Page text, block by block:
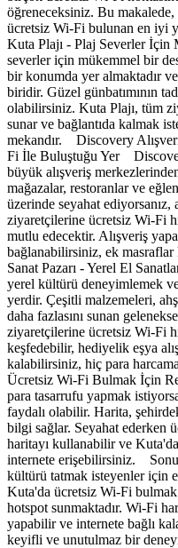
öğreneceksiniz. Bu
ücretsiz Wi-Fi bulunan en iyi
Kuta Plajı - Plaj Severler
severler için mükemmel bir
bir konumda yer almaktadır
biridir. Güzel günbatımının
olabilirsiniz. Kuta Plajı, tüm
sunar ve bağlantıda kalmak
mekandır. Discovery
Fi İle Buluştuğu Yer
büyük alışveriş
mağazalar, restoranlar ve
üzerinde seyahat ediyorsanız,
ziyaretçilerine ücretsiz Wi-Fi
mutlu edecektir. Alışveriş
bağlanabilirsiniz, ek
Sanat Pazarı - Yerel El
yerel kültürü deneyimlemek
yerdir. Çeşitli malzemeleri,
daha fazlasını sunan
ziyaretçilerine ücretsiz Wi-Fi
keşfedebilir, hediyelik eşya
kalabilirsiniz, hiç para
Ücretsiz Wi-Fi Bulmak İçin
para tasarrufu yapmak
faydalı olabilir. Harita,
bilgi sağlar. Seyahat ederken
haritayı kullanabilir ve
internete erişebilirsiniz.
kültürü tatmak isteyenler için
Kuta'da ücretsiz Wi-Fi
hotspot sunmaktadır. Wi-Fi
yapabilir ve internete bağlı
keyifli ve unutulmaz bir